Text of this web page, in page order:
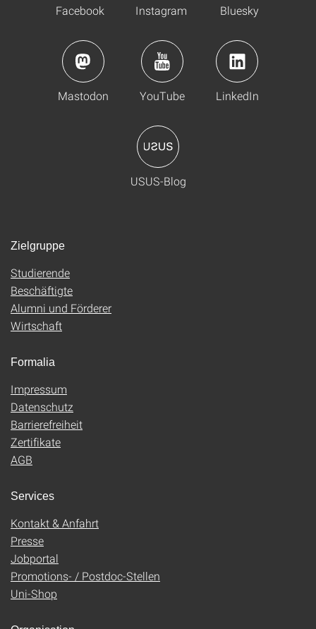
Facebook Instagram Bluesky
Mastodon YouTube LinkedIn
USUS-Blog
Zielgruppe
Studierende
Beschäftigte
Alumni und Förderer
Wirtschaft
Formalia
Impressum
Datenschutz
Barrierefreiheit
Zertifikate
AGB
Services
Kontakt & Anfahrt
Presse
Jobportal
Promotions- / Postdoc-Stellen
Uni-Shop